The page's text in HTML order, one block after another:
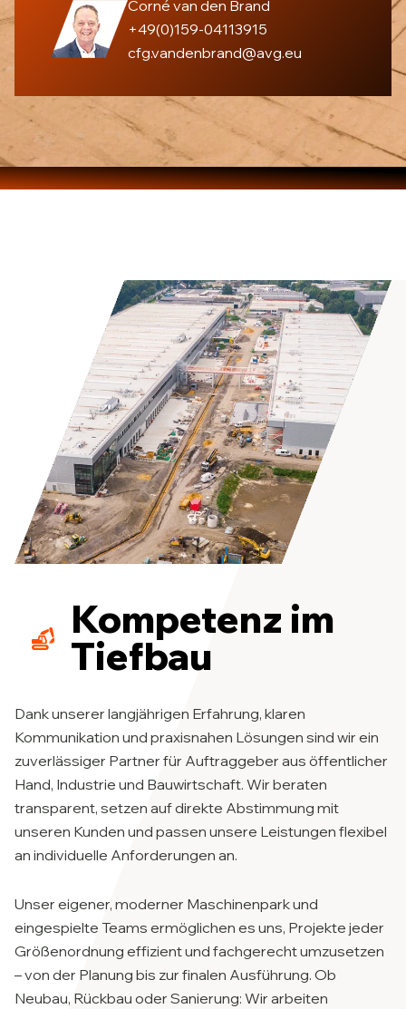
Corné van den Brand
+49(0)159-04113915
cfg.vandenbrand@avg.eu
Kompetenz im
Tiefbau
Dank unserer langjährigen Erfahrung, klaren
Kommunikation und praxisnahen Lösungen sind wir ein
zuverlässiger Partner für Auftraggeber aus öffentlicher
Hand, Industrie und Bauwirtschaft. Wir beraten
transparent, setzen auf direkte Abstimmung mit
unseren Kunden und passen unsere Leistungen flexibel
an individuelle Anforderungen an.
Unser eigener, moderner Maschinenpark und
eingespielte Teams ermöglichen es uns, Projekte jeder
Größenordnung effizient und fachgerecht umzusetzen
– von der Planung bis zur finalen Ausführung. Ob
Neubau, Rückbau oder Sanierung: Wir arbeiten